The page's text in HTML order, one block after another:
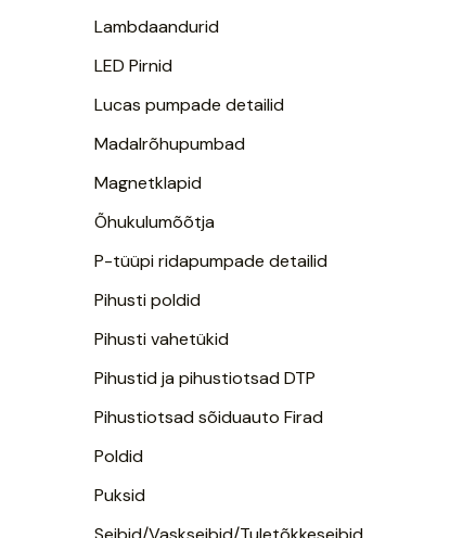
Lambdaandurid
LED Pirnid
Lucas pumpade detailid
Madalrõhupumbad
Magnetklapid
Õhukulumõõtja
P-tüüpi ridapumpade detailid
Pihusti poldid
Pihusti vahetükid
Pihustid ja pihustiotsad DTP
Pihustiotsad sõiduauto Firad
Poldid
Puksid